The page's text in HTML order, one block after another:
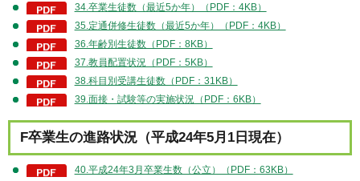
34.卒業生徒数（最近5か年）（PDF：4KB）
35.定通併修生徒数（最近5か年）（PDF：4KB）
36.年齢別生徒数（PDF：8KB）
37.教員配置状況（PDF：5KB）
38.科目別受講生徒数（PDF：31KB）
39.面接・試験等の実施状況（PDF：6KB）
F卒業生の進路状況（平成24年5月1日現在）
40.平成24年3月卒業生数（公立）（PDF：63KB）